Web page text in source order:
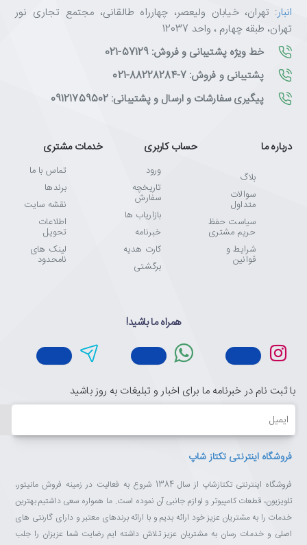
انبار: تهران، خیابان ولیعصر، چهارراه طالقانی، مجتمع تجاری نور
تهران، طبقه چهارم ، واحد 12037
خط ویژه پشتیبانی و فروش: 57129-021
پشتیبانی و فروش: 7-88228284-021
پیگیری سفارشات و ارسال و پشتیبانی: 09121759502
درباره ما
بلاگ
سوالات
متداول
سیاست حفظ
حریم مشتری
شرایط و
قوانین
حساب کاربری
ورود
تاریخچه
سفارش
بازاریاب ها
خبرنامه
کارت هدیه
برگشتی
خدمات مشتری
تماس با ما
برندها
نقشه سایت
اطلاعات
تحویل
لینک های
نامحدود
همراه ما باشید!
با ثبت نام در خبرنامه ما برای اخبار و تبلیغات به روز باشید
ایمیل
فروشگاه اینترنتی تکتاز شاپ
فروشگاه اینترنتی تکتازشاپ از سال 1384 شروع به فعالیت در زمینه فروش مانیتور،
تلویزیون، قطعات کامپیوتر و لوازم جانبی آن نموده است. ما همواره سعی داشتیم بهترین
خدمات را به مشتریان عزیز خود ارائه بدیم و با ارائه برندهای معتبر و دارای گارنتی های
اصلی و خدمات رسان به مشتریان عزیز تلاش داشته ایم رضایت شما عزیزان را جلب